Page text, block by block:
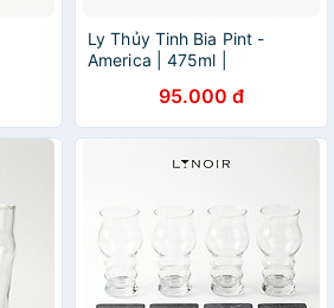
Ly Thủy Tinh Bia Pint -
America | 475ml |
95.000 đ